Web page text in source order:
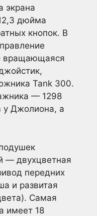
экрана
дюйма
кнопок. В
вращающаяся
Tank 300.
— 1298
у Джолиона, а
— двухцветная
передних
и развитая
Самая
имеет 18